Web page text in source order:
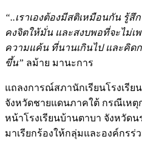
“..เราเองต้องมีสติเหมือนกัน รู้
คงจิตให้มั่น และสงบพอที่จะไม่เ
ความแค้น ที่นานเกินไป และคิด
ขึ้น” ลม้าย มานะการ
แถลงการณ์สภานักเรียนโรงเรี
จังหวัดชายแดนภาคใต้ กรณีเหตุ
หน้าโรงเรียนบ้านตาบา จังหวัด
มาเรียกร้องให้กลุ่มและองค์กร